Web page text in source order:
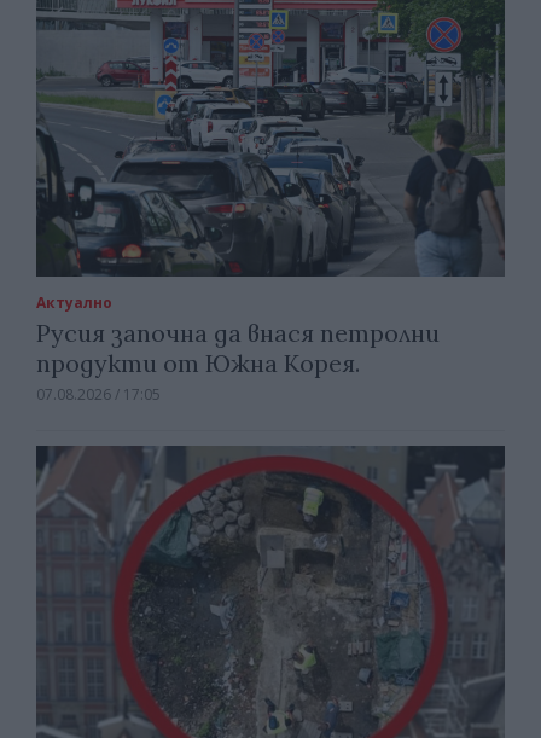
Актуално
Русия започна да внася петролни
продукти от Южна Корея.
07.08.2026 / 17:05